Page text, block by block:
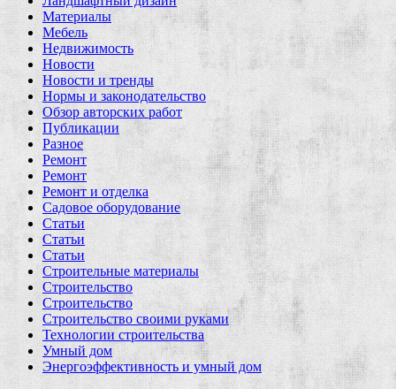
Материалы
Мебель
Недвижимость
Новости
Новости и тренды
Нормы и законодательство
Обзор авторских работ
Публикации
Разное
Ремонт
Ремонт
Ремонт и отделка
Садовое оборудование
Статьи
Статьи
Статьи
Строительные материалы
Строительство
Строительство
Строительство своими руками
Технологии строительства
Умный дом
Энергоэффективность и умный дом